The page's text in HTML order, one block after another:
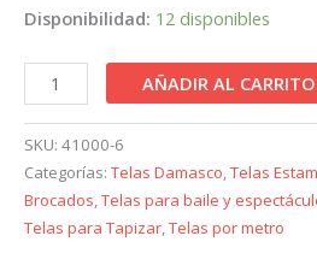
Disponibilidad: 12 disponibles
AÑADIR AL CARRITO
SKU: 41000-6
Categorías: Telas Damasco,Telas
Brocados,Telas para baile y
Telas para Tapizar,Telas por metro